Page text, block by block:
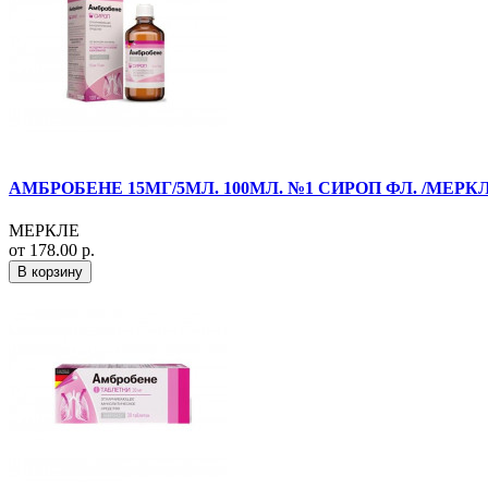
АМБРОБЕНЕ 15МГ/5МЛ. 100МЛ. №1 СИРОП ФЛ. /
МЕРКЛЕ
от 178.00 р.
В корзину